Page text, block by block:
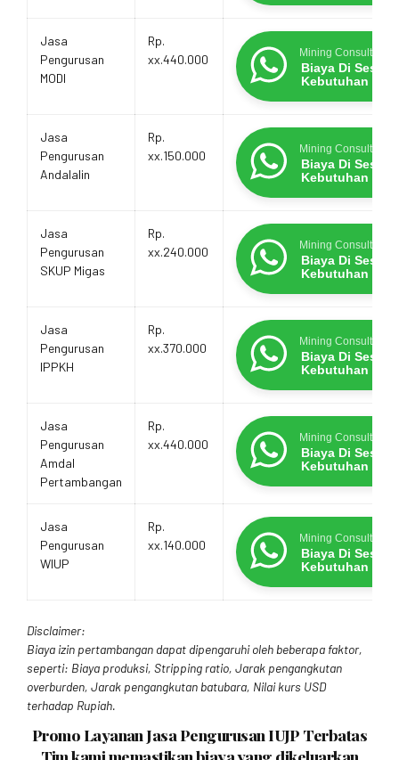
Jasa
Pengurusan
MODI
Rp.
xx.440.000
Mining Consultants
Biaya Di
Kebutuhan
Jasa
Pengurusan
Andalalin
Rp.
xx.150.000
Mining Consultants
Biaya Di
Kebutuhan
Jasa
Pengurusan
SKUP Migas
Rp.
xx.240.000
Mining Consultants
Biaya Di
Kebutuhan
Jasa
Pengurusan
IPPKH
Rp.
xx.370.000
Mining Consultants
Biaya Di
Kebutuhan
Jasa
Pengurusan
Amdal
Pertambangan
Rp.
xx.440.000
Mining Consultants
Biaya Di
Kebutuhan
Jasa
Pengurusan
WIUP
Rp.
xx.140.000
Mining Consultants
Biaya Di
Kebutuhan
Disclaimer:
Biaya izin pertambangan dapat dipengaruhi oleh beberapa faktor,
seperti: Biaya produksi, Stripping ratio, Jarak pengangkutan
overburden, Jarak pengangkutan batubara, Nilai kurs USD
terhadap Rupiah.
Promo Layanan Jasa Pengurusan IUJP Terbatas
Tim kami memastikan biaya yang dikeluarkan